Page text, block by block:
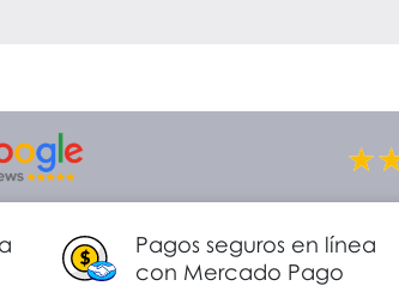
Pagos seguros en línea
con Mercado Pago